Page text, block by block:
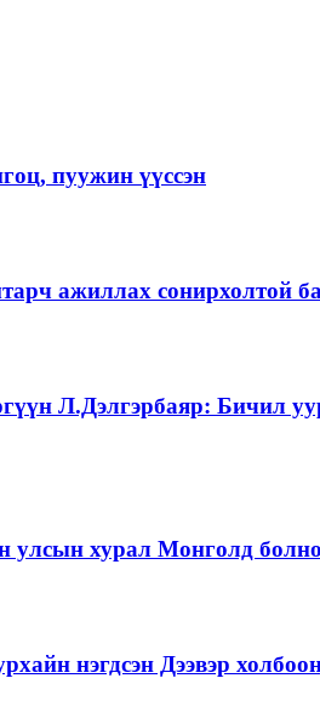
пуужин үүссэн
ажиллах сонирхолтой
Л.Дэлгэрбаяр: Бичил
улсын хурал Монголд болно
нэгдсэн Дээвэр